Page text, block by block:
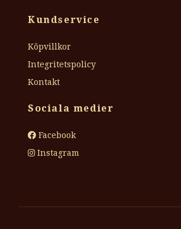
Kundservice
Köpvillkor
Integritetspolicy
Kontakt
Sociala medier
Facebook
Instagram